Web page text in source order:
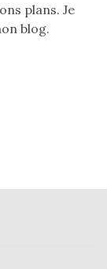
plans. Je
blog.